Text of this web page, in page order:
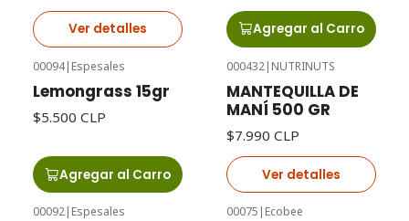
Ver detalles Agregar al Carro
00094| Espesales
Lemongrass 15gr
$5.500 CLP
Agregar al Carro
000432| NUTRINUTS
MANTEQUILLA DE
MANÍ 500 GR
$7.990 CLP
Ver detalles
00092| Espesales 00075 | Ecobee